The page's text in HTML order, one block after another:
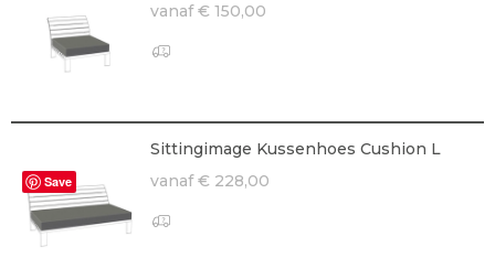
vanaf € 150,00
Sittingimage Kussenhoes Cushion L
vanaf € 228,00
Save